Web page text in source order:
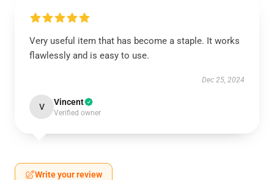
Very useful item that has become a staple. It works
flawlessly and is easy to use.
Dec 25, 2024
V Vincent
Verified owner
Write your review